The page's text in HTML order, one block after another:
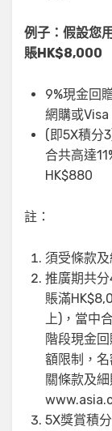
例子：假設您
賬HK$8,000
9%現金回
網購或
(即5X積分
合共高達
HK$880
註：
須受條款
推廣期共
賬滿
上)，當中
階段現金
額限制，
關條款及
5X獎賞積